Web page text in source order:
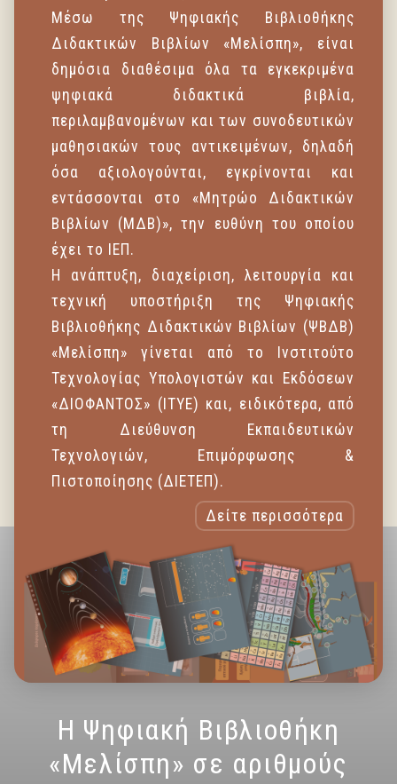
Μέσω της Ψηφιακής Βιβλιοθήκης
Διδακτικών Βιβλίων «Μελίσπη», είναι
δημόσια διαθέσιμα όλα τα εγκεκριμένα
ψηφιακά διδακτικά βιβλία,
περιλαμβανομένων και των συνοδευτικών
μαθησιακών τους αντικειμένων, δηλαδή
όσα αξιολογούνται, εγκρίνονται και
εντάσσονται στο «Μητρώο Διδακτικών
Βιβλίων (ΜΔΒ)», την ευθύνη του οποίου
έχει το ΙΕΠ.
Η ανάπτυξη, διαχείριση, λειτουργία και
τεχνική υποστήριξη της Ψηφιακής
Βιβλιοθήκης Διδακτικών Βιβλίων (ΨΒΔΒ)
«Μελίσπη» γίνεται από το Ινστιτούτο
Τεχνολογίας Υπολογιστών και Εκδόσεων
«ΔΙΟΦΑΝΤΟΣ» (ΙΤΥΕ) και, ειδικότερα, από
τη Διεύθυνση Εκπαιδευτικών
Τεχνολογιών, Επιμόρφωσης &
Πιστοποίησης (ΔΙΕΤΕΠ).
Δείτε περισσότερα
Η Ψηφιακή Βιβλιοθήκη
«Μελίσπη» σε αριθμούς